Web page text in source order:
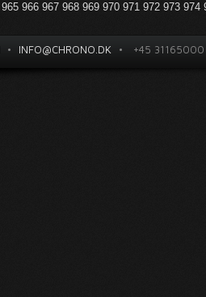
965 966 967 968 969 970 971 972 973 974
• INFO@CHRONO.DK • +45 31165000